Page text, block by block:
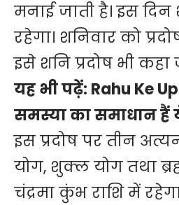
मनाई जाती है। इस दिन
रहेगा। शनिवार को
इसे शनि प्रदोष भी कहा
यह भी पढ़ें: Rahu Ke
समस्या का समाधान हैं
इस प्रदोष पर तीन
योग, शुक्ल योग तथा
चंद्रमा कुंभ राशि में